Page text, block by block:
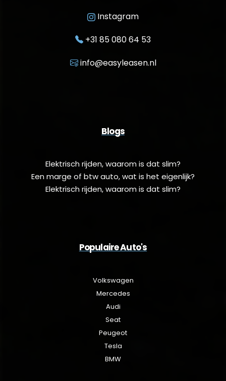
Instagram
+31 85 080 64 53
info@easyleasen.nl
Blogs
Elektrisch rijden, waarom is dat slim?
Een marge of btw auto, wat is het eigenlijk?
Elektrisch rijden, waarom is dat slim?
Populaire Auto's
Volkswagen
Mercedes
Audi
Seat
Peugeot
Tesla
BMW